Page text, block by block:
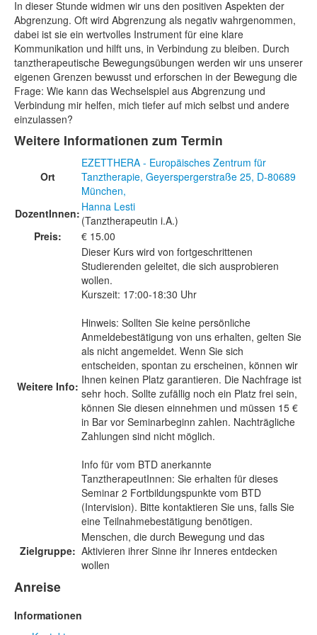
In dieser Stunde widmen wir uns den positiven Aspekten der
Abgrenzung. Oft wird Abgrenzung als negativ wahrgenommen,
dabei ist sie ein wertvolles Instrument für eine klare
Kommunikation und hilft uns, in Verbindung zu bleiben. Durch
tanztherapeutische Bewegungsübungen werden wir uns unserer
eigenen Grenzen bewusst und erforschen in der Bewegung die
Frage: Wie kann das Wechselspiel aus Abgrenzung und
Verbindung mir helfen, mich tiefer auf mich selbst und andere
einzulassen?
Weitere Informationen zum Termin
Ort
EZETTHERA - Europäisches Zentrum für
Tanztherapie, Geyerspergerstraße 25, D-80689
München,
DozentInnen: Hanna Lesti
(Tanztherapeutin i.A.)
Preis:
€ 15.00
Weitere Info:
Dieser Kurs wird von fortgeschrittenen
Studierenden geleitet, die sich ausprobieren
wollen.
Kurszeit: 17:00-18:30 Uhr
Hinweis: Sollten Sie keine persönliche
Anmeldebestätigung von uns erhalten, gelten Sie
als nicht angemeldet. Wenn Sie sich
entscheiden, spontan zu erscheinen, können wir
Ihnen keinen Platz garantieren. Die Nachfrage ist
sehr hoch. Sollte zufällig noch ein Platz frei sein,
können Sie diesen einnehmen und müssen 15 €
in Bar vor Seminarbeginn zahlen. Nachträgliche
Zahlungen sind nicht möglich.
Info für vom BTD anerkannte
TanztherapeutInnen: Sie erhalten für dieses
Seminar 2 Fortbildungspunkte vom BTD
(Intervision). Bitte kontaktieren Sie uns, falls Sie
eine Teilnahmebestätigung benötigen.
Zielgruppe:
Menschen, die durch Bewegung und das
Aktivieren ihrer Sinne ihr Inneres entdecken
wollen
Anreise
Informationen